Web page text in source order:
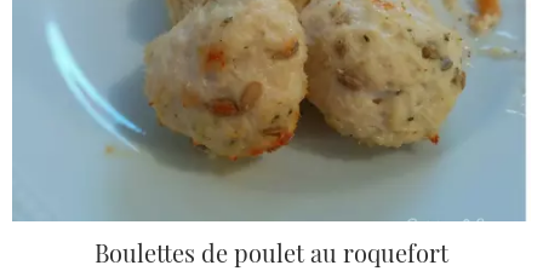
Boulettes de poulet au roquefort